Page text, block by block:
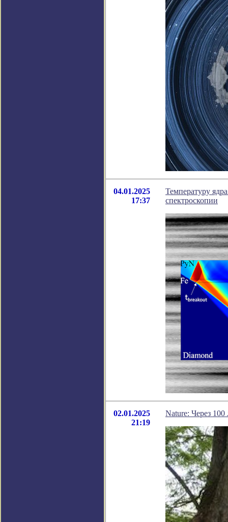
04.01.2025
17:37
Температуру
спектроскопии
02.01.2025
21:19
Nature: Через